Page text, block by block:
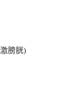
膀胱)